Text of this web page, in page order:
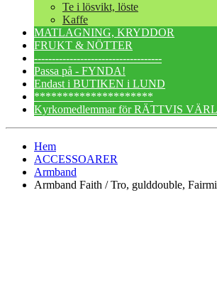
Te i lösvikt, löste
Kaffe
MATLAGNING, KRYDDOR
FRUKT & NÖTTER
------------------------------------
Passa på - FYNDA!
Endast i BUTIKEN i LUND
*********************
Kyrkomedlemmar för RÄTTVIS
Hem
ACCESSOARER
Armband
Armband Faith / Tro, gulddouble,